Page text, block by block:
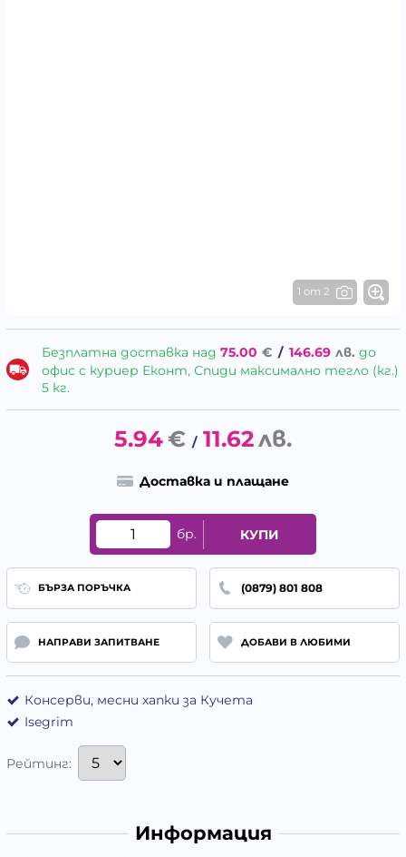
1 от 2
Безплатна доставка над 75.00 € / 146.69 лв. до
офис с куриер Еконт, Спиди максимално тегло (кг.)
5 кг.
5.94€ / 11.62лв.
Доставка и плащане
бр. КУПИ
БЪРЗА ПОРЪЧКА (0879) 801 808
НАПРАВИ ЗАПИТВАНЕ ДОБАВИ В ЛЮБИМИ
Консерви, месни хапки за Кучета
Isegrim
Рейтинг:
Информация